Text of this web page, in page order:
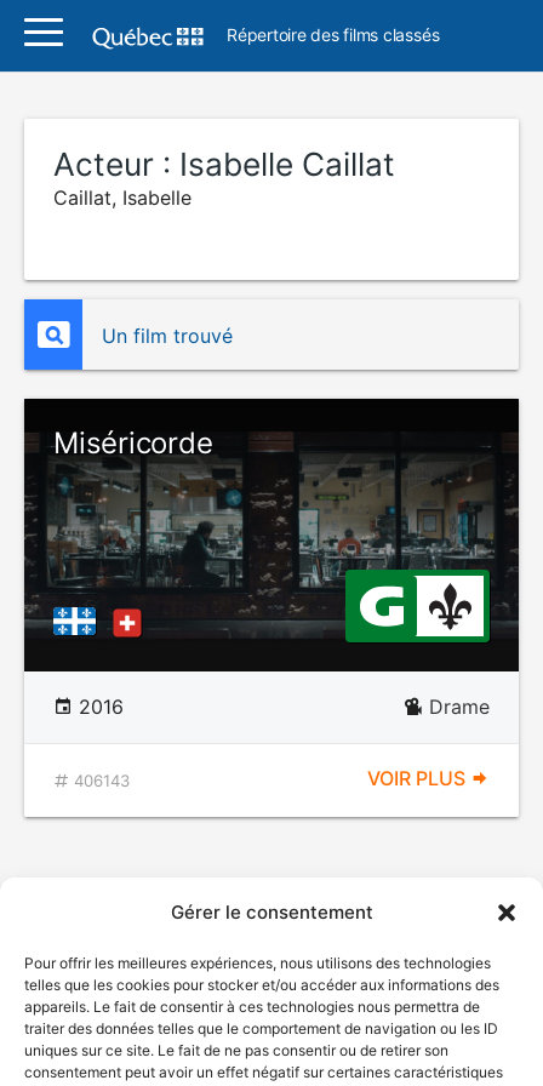
Gérer le consentement
Pour offrir les meilleures expériences, nous utilisons des technologies
telles que les cookies pour stocker et/ou accéder aux informations des
appareils. Le fait de consentir à ces technologies nous permettra de
traiter des données telles que le comportement de navigation ou les ID
uniques sur ce site. Le fait de ne pas consentir ou de retirer son
consentement peut avoir un effet négatif sur certaines caractéristiques
Répertoire des films classés
Acteur : Isabelle Caillat
Caillat, Isabelle
Un film trouvé
Miséricorde
2016 Drame
406143 VOIR PLUS